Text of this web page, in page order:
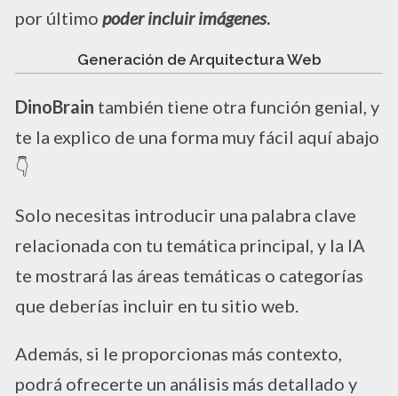
por último poder incluir imágenes.
Generación de Arquitectura Web
DinoBrain también tiene otra función genial, y
te la explico de una forma muy fácil aquí abajo
👇​
Solo necesitas introducir una palabra clave
relacionada con tu temática principal, y la IA
te mostrará las áreas temáticas o categorías
que deberías incluir en tu sitio web.
Además, si le proporcionas más contexto,
podrá ofrecerte un análisis más detallado y